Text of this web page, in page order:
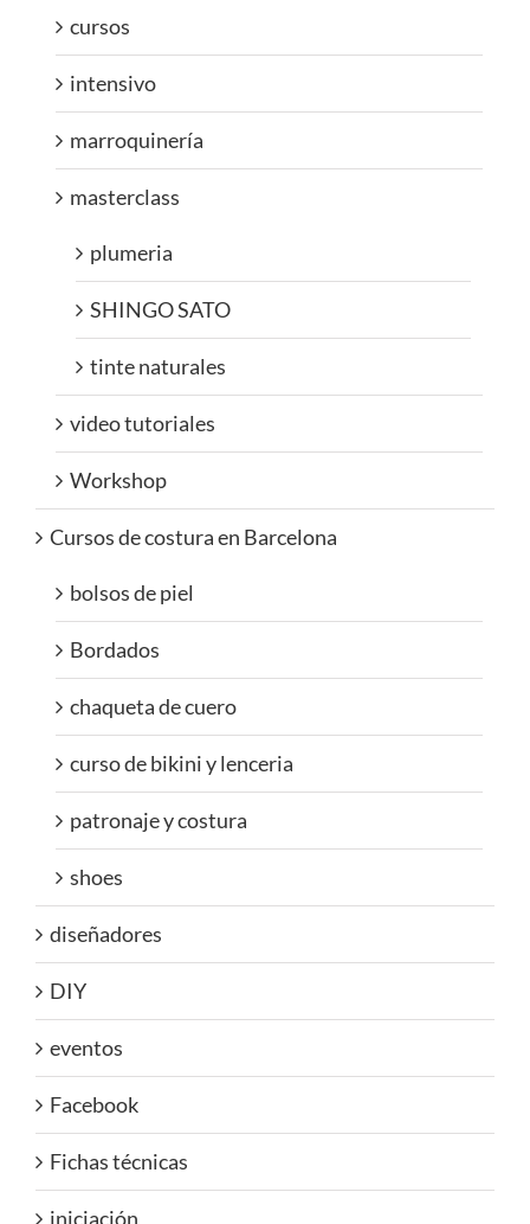
cursos
intensivo
marroquinería
masterclass
plumeria
SHINGO SATO
tinte naturales
video tutoriales
Workshop
Cursos de costura en Barcelona
bolsos de piel
Bordados
chaqueta de cuero
curso de bikini y lenceria
patronaje y costura
shoes
diseñadores
DIY
eventos
Facebook
Fichas técnicas
iniciación